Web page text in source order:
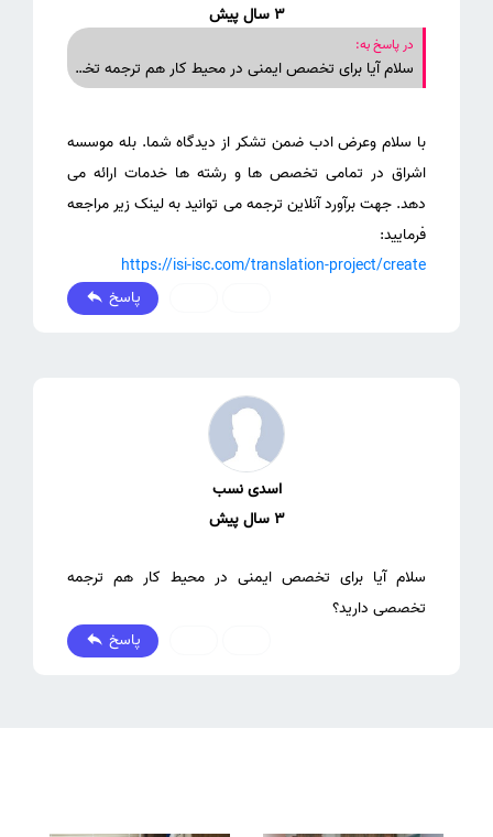
3 سال پیش
در پاسخ به:
سلام آیا برای تخصص ایمنی در محیط کار هم ترجمه تخصصی دارید؟
با سلام وعرض ادب ضمن تشکر از دیدگاه شما. بله موسسه
اشراق در تمامی تخصص ها و رشته ها خدمات ارائه می
دهد. جهت برآورد آنلاین ترجمه می توانید به لینک زیر مراجعه
فرمایید:
https://isi-isc.com/translation-project/create
پاسخ
اسدی نسب
3 سال پیش
سلام آیا برای تخصص ایمنی در محیط کار هم ترجمه
تخصصی دارید؟
پاسخ